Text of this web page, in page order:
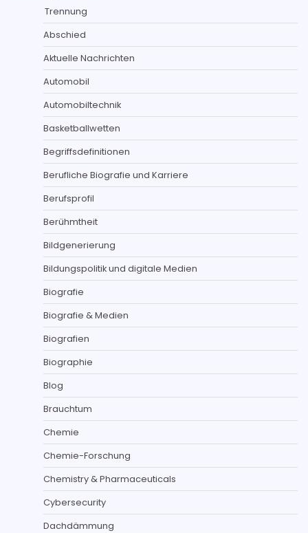
Trennung
Abschied
Aktuelle Nachrichten
Automobil
Automobiltechnik
Basketballwetten
Begriffsdefinitionen
Berufliche Biografie und Karriere
Berufsprofil
Berühmtheit
Bildgenerierung
Bildungspolitik und digitale Medien
Biografie
Biografie & Medien
Biografien
Biographie
Blog
Brauchtum
Chemie
Chemie-Forschung
Chemistry & Pharmaceuticals
Cybersecurity
Dachdämmung